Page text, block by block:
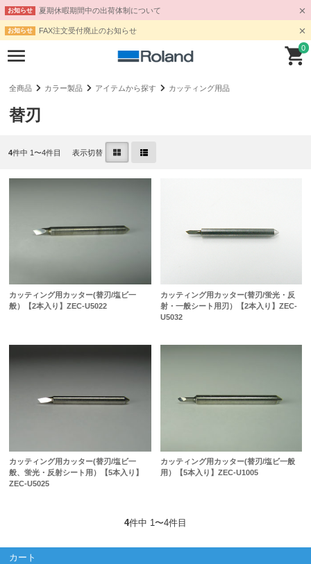
お知らせ 夏期休暇期間中の出荷体制について
お知らせ FAX注文受付廃止のお知らせ
0
全商品 カラー製品 アイテムから探す カッティング用品
替刃
4件中 1〜4件目 表示切替
カッティング用カッター(替刃/塩ビ一
般）【2本入り】ZEC-U5022
カッティング用カッター(替刃/蛍光・反
射・一般シート用刃）【2本入り】ZEC-
U5032
カッティング用カッター(替刃/塩ビ一
般、蛍光・反射シート用）【5本入り】
ZEC-U5025
カッティング用カッター(替刃/塩ビ一般
用）【5本入り】ZEC-U1005
4件中 1〜4件目
カート